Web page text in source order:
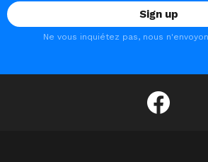
Ne vous inquiétez pas, nous
facebook